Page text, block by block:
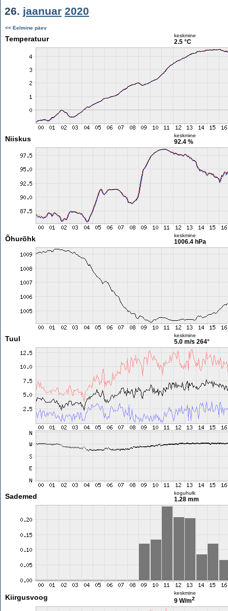
26. jaanuar 2020
<< Eelmine päev
Temperatuur keskmine
2.5 °C
Niiskus keskmine
92.4 %
Õhurõhk keskmine
1006.4 hPa
Tuul keskmine
5.0 m/s 264°
Sademed koguhulk
1.28 mm
Kiirgusvoog
keskmine
9 W/m2